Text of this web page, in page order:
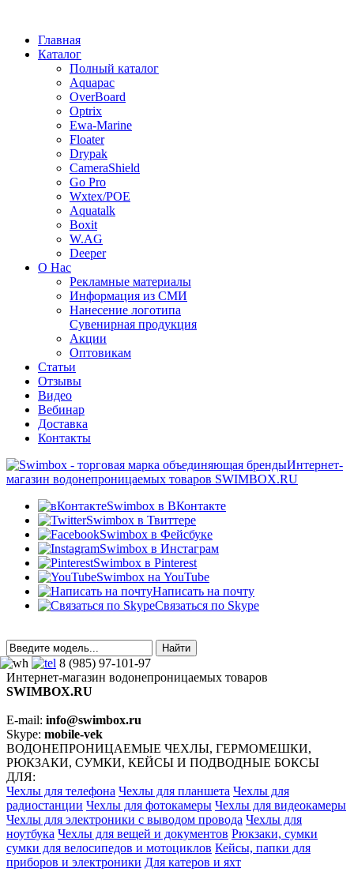
Главная
Каталог
Полный каталог
Aquapac
OverBoard
Optrix
Ewa-Marine
Floater
Drypak
CameraShield
Go Pro
Wxtex/POE
Aquatalk
Boxit
W.AG
Deeper
О Нас
Рекламные материалы
Информация из СМИ
Нанесение логотипа
Сувенирная продукция
Акции
Оптовикам
Статьи
Отзывы
Видео
Вебинар
Доставка
Контакты
Интернет-
магазин водонепроницаемых товаров SWIMBOX.RU
Swimbox в ВКонтакте
Swimbox в Твиттере
Swimbox в Фейсбуке
Swimbox в Инстаграм
Swimbox в Pinterest
Swimbox на YouTube
Написать на почту
Связаться по Skype
8 (985) 97-101-97
Интернет-магазин водонепроницаемых товаров
SWIMBOX.RU
E-mail: info@swimbox.ru
Skype: mobile-vek
ВОДОНЕПРОНИЦАЕМЫЕ ЧЕХЛЫ, ГЕРМОМЕШКИ,
РЮКЗАКИ, СУМКИ, КЕЙСЫ И ПОДВОДНЫЕ БОКСЫ
ДЛЯ:
Чехлы для телефона Чехлы для планшета Чехлы для
радиостанции Чехлы для фотокамеры Чехлы для видеокамеры
Чехлы для электроники с выводом провода Чехлы для
ноутбука Чехлы для вещей и документов Рюкзаки, сумки
сумки для велосипедов и мотоциклов Кейсы, папки для
приборов и электроники Для катеров и яхт